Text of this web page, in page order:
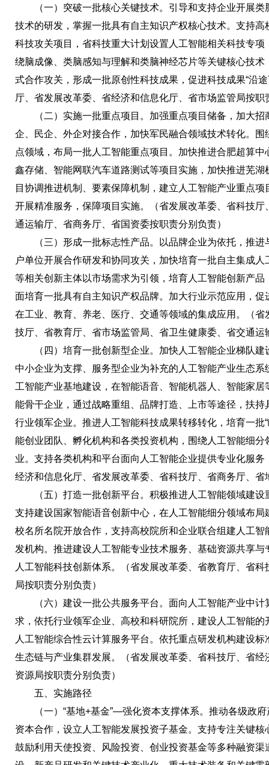
（一）突破一批核心关键技术。引导和支持企业开展类
技术的研发，掌握一批具有自主知识产权核心技术。支持
科技攻关项目，省科技重大计划设置人工智能相关科技专
绕脑成像、类脑感知与理解和类脑神经芯片等关键核心技术
式合作攻关，形成一批原创性科技成果，促进科技成果“沿
厅、省发展改革委、省经济和信息化厅、省市场监管局按职
（二）实施一批重点项目。加强重点项目储备，加大招
企、民企、外企对接合作，加快军民融合领域技术转化。
点领域，布局一批人工智能重点项目。加快推进合肥超算
鑫存储、智能网联汽车道路测试等项目实施，加快推进芜
目协调推进机制、要素保障机制，建立人工智能产业重点
开展精准服务，保障项目实施。（省发展改革委、省科技
通运输厅、省商务厅、省国资委按职责分别负责）
（三）形成一批标志性产品。以品牌企业为依托，推进
户单位开展合作研发和协同攻关，加快培育一批自主集成
等相关创新主体以市场需求为引领，培育人工智能创新产
面培育一批具有自主知识产权品牌。加大行业示范应用，
在工业、教育、养老、医疗、交通等领域的集成应用。（
技厅、省教育厅、省市场监管局、省卫生健康委、省交通运
（四）培育一批创新型企业。加快人工智能企业梯队建
中小企业为支撑、服务型企业为补充的人工智能产业生态
工智能产业基地建设，在智能语音、智能机器人、智能家
能骨干企业，通过战略重组、品牌打造、上市等途径，扶
行业领军企业。推进人工智能科技成果转移转化，培育一批
能创业团队、孵化机构和各类投资机构，围绕人工智能细
业。支持各类机构和平台面向人工智能企业提供专业化服
经济和信息化厅、省发展改革委、省科技厅、省商务厅、
（五）打造一批创新平台。积极推进人工智能领域建设
支持建设国家智能语音创新中心，在人工智能细分领域布
校名所名院开放合作，支持高校院所和企业联合组建人工
发机构。推进建设人工智能专业技术服务、基础资源共享
人工智能科技创新体系。（省发展改革委、省教育厅、省
局按职责分别负责）
（六）建设一批公共服务平台。面向人工智能产业中计
求，依托行业领军企业、高校和科研院所，建设人工智能
人工智能综合性云计算服务平台。依托重点研发机构建设
生态链与产业集群发展。（省发展改革委、省科技厅、省
资源局按职责分别负责）
五、实施路径
（一）“基地+基金”—强化资本支撑体系。推动各级政府
资本合作，设立人工智能发展投资子基金。支持专注关键
鼓励利用天使投资、风险投资、创业投资基金等多种融资